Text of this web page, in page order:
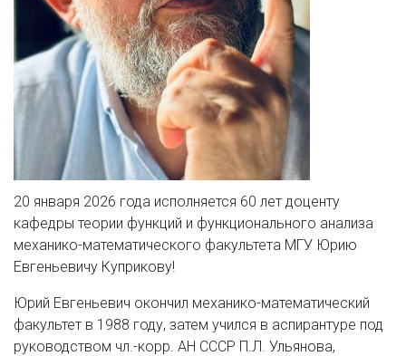
20 января 2026 года исполняется 60 лет доценту
кафедры теории функций и функционального анализа
механико-математического факультета МГУ Юрию
Евгеньевичу Куприкову!
Юрий Евгеньевич окончил механико-математический
факультет в 1988 году, затем учился в аспирантуре под
руководством чл.-корр. АН СССР П.Л. Ульянова,